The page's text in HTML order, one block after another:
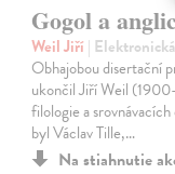
Gogol a
Weil Jiří |
Obhajobou disertační
ukončil Jiří Weil
filologie a
byl Václav Tille,…
Na stiahnutie